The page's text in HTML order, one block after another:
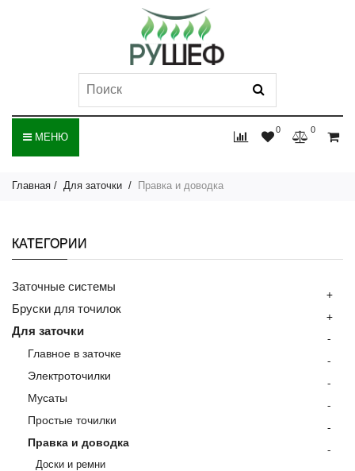
0 0
МЕНЮ
Главная Для заточки Правка и доводка
КАТЕГОРИИ
Заточные системы +
Бруски для точилок +
Для заточки -
Главное в заточке -
Электроточилки -
Мусаты -
Простые точилки -
Правка и доводка -
Доски и ремни